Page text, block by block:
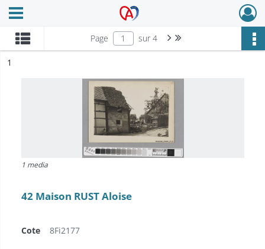
Archives Alsace - Colmar
Ouvrir le menu déroulant
Page sur 4 Page suivante : 1/4
n°
1
1 media
42 Maison RUST Aloise
Cote 8Fi2177